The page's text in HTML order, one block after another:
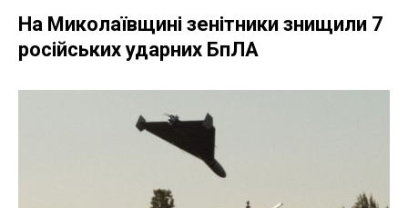
На Миколаївщині зенітники знищили 7
російських ударних БпЛА